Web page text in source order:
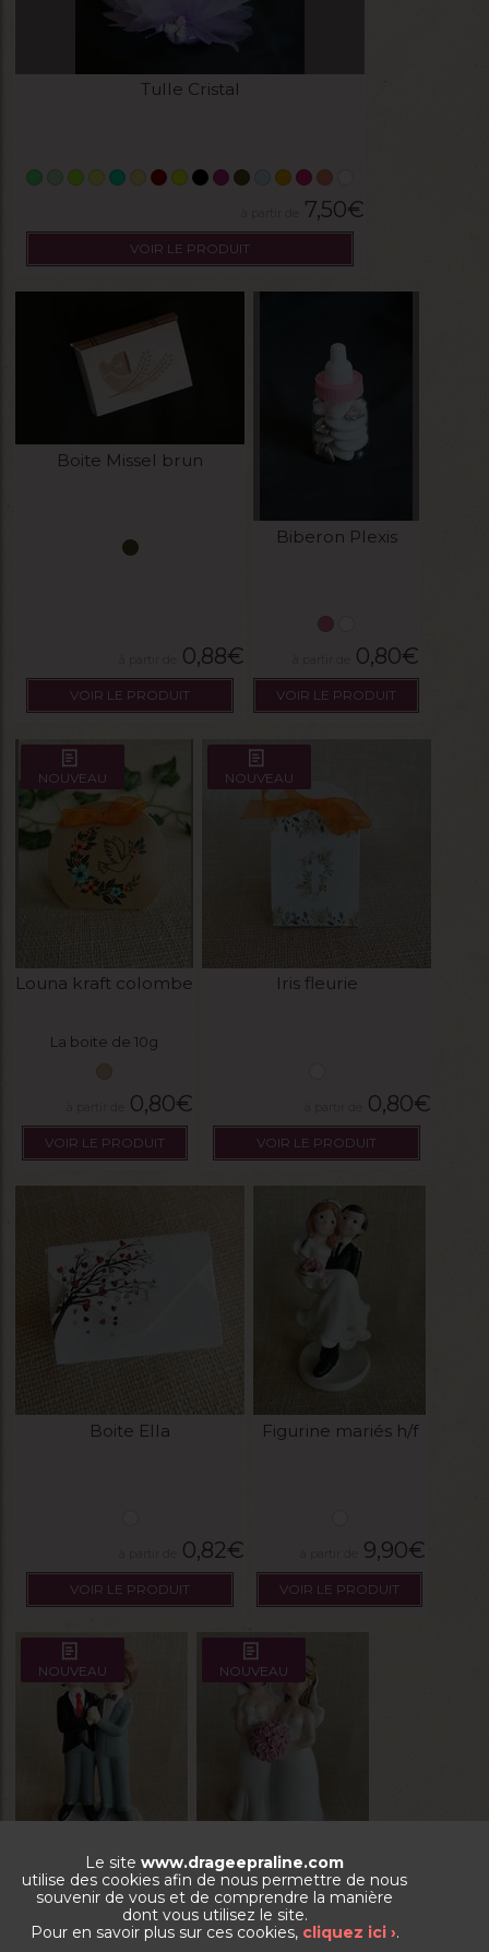
Tulle Cristal
7,50€
VOIR LE PRODUIT
Boite Missel brun
0,88€
VOIR LE PRODUIT
Biberon Plexis
0,80€
VOIR LE PRODUIT
NOUVEAU
Louna kraft colombe
La boite de 10g
0,80€
VOIR LE PRODUIT
NOUVEAU
Iris fleurie
0,80€
VOIR LE PRODUIT
Boite Ella
0,82€
VOIR LE PRODUIT
Figurine mariés h/f
9,90€
VOIR LE PRODUIT
NOUVEAU
Figurine mariés h/h
NOUVEAU
Figurine mariées f/f
La boite de 200g
Le site www.drageepraline.com
utilise des cookies afin de nous permettre de nous
souvenir de vous et de comprendre la manière
dont vous utilisez le site.
Pour en savoir plus sur ces cookies, cliquez ici ›.